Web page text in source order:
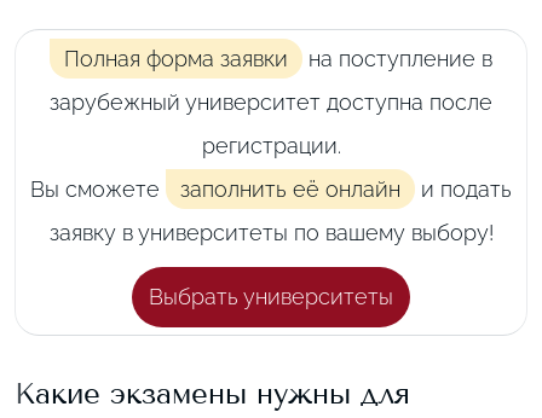
Полная форма заявки
на поступление в
зарубежный университет доступна после
регистрации.
Вы сможете
заполнить её онлайн
и подать
заявку в университеты по вашему выбору!
Выбрать университеты
Какие экзамены нужны для